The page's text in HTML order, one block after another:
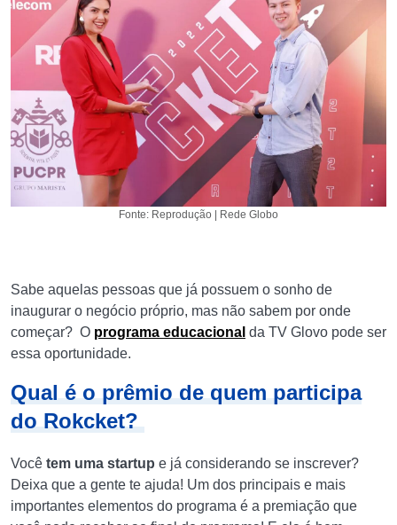
Fonte: Reprodução | Rede Globo
Sabe aquelas pessoas que já possuem o sonho de
inaugurar o negócio próprio, mas não sabem por onde
começar? O programa educacional da TV Glovo pode ser
essa oportunidade.
Qual é o prêmio de quem participa
do Rokcket?
Você tem uma startup e já considerando se inscrever?
Deixa que a gente te ajuda! Um dos principais e mais
importantes elementos do programa é a premiação que